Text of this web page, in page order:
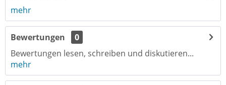
mehr
Bewertungen
0
Bewertungen lesen, schreiben und diskutieren...
mehr